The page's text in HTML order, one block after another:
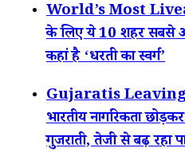
World’s Most
के लिए ये 10 शहर सबसे
कहां है ‘धरती का स्वर्ग’
Gujaratis
भारतीय नागरिकता
गुजराती, तेजी से बढ़ रहा